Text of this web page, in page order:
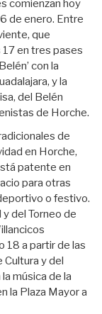
comienzan hoy
de enero. Entre
que
en tres pases
con la
y la
del Belén
de Horche.
de
en Horche,
patente en
para otras
o festivo.
del Torneo de
18 a partir de las
Cultura y del
música de la
la Plaza Mayor a